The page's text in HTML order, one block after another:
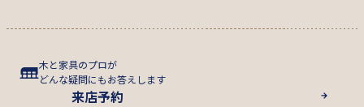
木と家具のプロが
どんな疑問にもお答えします
来店予約